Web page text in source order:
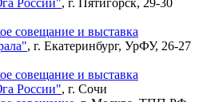
совещание и выставка
, г. Екатеринбург, УрФУ, 26-27
совещание и выставка
России", г. Сочи